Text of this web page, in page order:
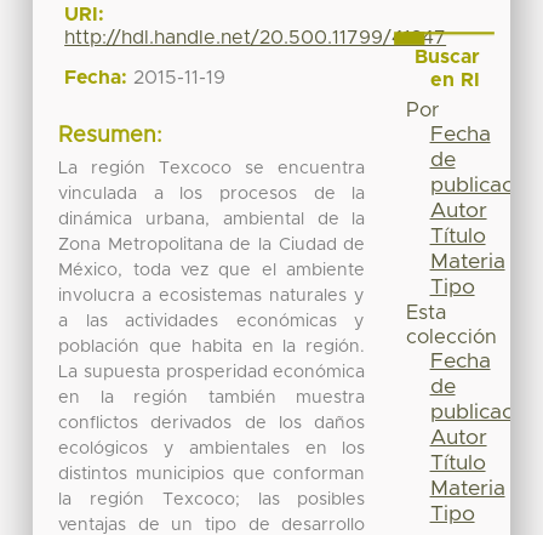
URI:
http://hdl.handle.net/20.500.11799/41247
Fecha: 2015-11-19
Resumen:
La región Texcoco se encuentra
vinculada a los procesos de la
dinámica urbana, ambiental de la
Zona Metropolitana de la Ciudad de
México, toda vez que el ambiente
involucra a ecosistemas naturales y
a las actividades económicas y
población que habita en la región.
La supuesta prosperidad económica
en la región también muestra
conflictos derivados de los daños
ecológicos y ambientales en los
distintos municipios que conforman
la región Texcoco; las posibles
ventajas de un tipo de desarrollo
Buscar
en RI
Por
Fecha
de
publicación
Autor
Título
Materia
Tipo
Esta
colección
Fecha
de
publicación
Autor
Título
Materia
Tipo